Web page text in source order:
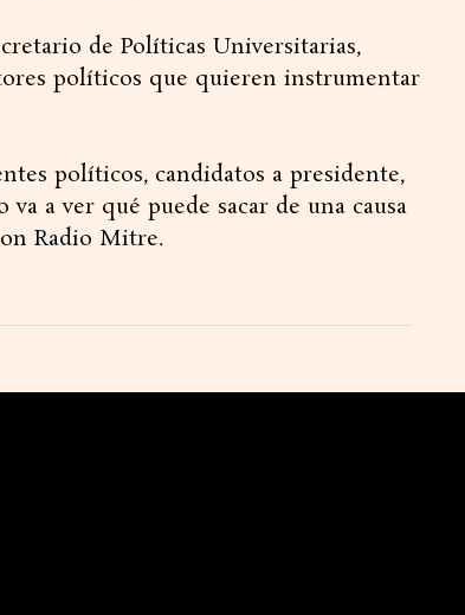
de Políticas Universitarias,
políticos que quieren instrumentar
políticos, candidatos a presidente,
a ver qué puede sacar de una causa
Radio Mitre.